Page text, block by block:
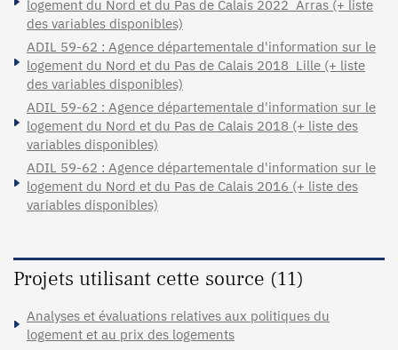
logement du Nord et du Pas de Calais 2022_Arras (+ liste
des variables disponibles)
ADIL 59-62 : Agence départementale d'information sur le
logement du Nord et du Pas de Calais 2018_Lille (+ liste
des variables disponibles)
ADIL 59-62 : Agence départementale d'information sur le
logement du Nord et du Pas de Calais 2018 (+ liste des
variables disponibles)
ADIL 59-62 : Agence départementale d'information sur le
logement du Nord et du Pas de Calais 2016 (+ liste des
variables disponibles)
Projets utilisant cette source (11)
Analyses et évaluations relatives aux politiques du
logement et au prix des logements